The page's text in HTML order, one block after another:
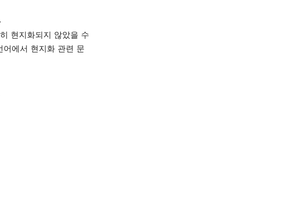
현지화되지 않았을 수
에서 현지화 관련 문